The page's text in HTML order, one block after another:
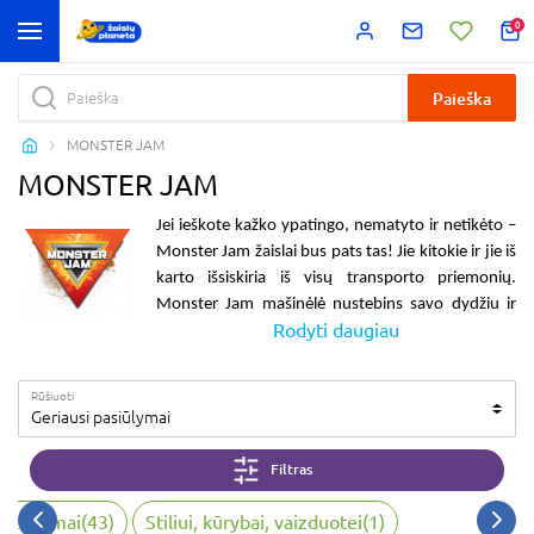
0
Paieška
MONSTER JAM
MONSTER JAM
Jei ieškote kažko ypatingo, nematyto ir netikėto –
Monster Jam žaislaibus pats tas! Jie kitokie ir jie iš
karto išsiskiria iš visų transporto priemonių.
Monster Jam mašinėlėnustebins savo dydžiu ir
masyviais ratais. Su ja bus galima važiuoti per visas
mašinėlėsir vadinamos monstrais. Joms nebaisu
dalyvauti mašinų kovose ir, žinoma, laimėti! Tad
mašinėlė Monster Jambus puiki dovana
mažiesiems automobilių gerbėjams. Tačiau, jos
labiau patiks tiems, kas mėgsta iššūkius ar jau
tiesiog sukaupė solidų automobilių garažą ir ieško
Rodyti daugiau
Rūšiuoti
Geriausi pasiūlymai
Filtras
žaidimai(43) Stiliui, kūrybai, vaizduotei(1)